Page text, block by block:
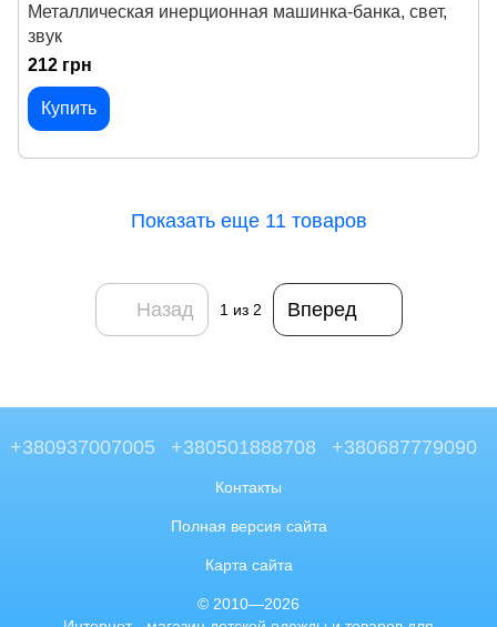
Металлическая инерционная машинка-банка, свет,
звук
212 грн
Купить
Показать еще 11 товаров
Назад 1 из 2 Вперед
+380937007005 +380501888708 +380687779090
Контакты
Полная версия сайта
Карта сайта
© 2010—2026